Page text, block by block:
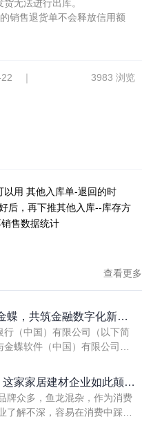
无法进行出库。
销售退货单不会释放信用额
22 ｜ 3983 浏览
用 其他入库单-退回的时
后，再下推其他入库--库存方
售数据统计
查看更多
蝶，共筑金融数字化新合
行（中国）有限公司（以下简
金蝶软件（中国）有限公司
科技领域展开深度合作，共同
，为企业数字化转型提供强有
家家居建材企业如此颠覆
牌众多，鱼龙混杂，作为消费
了解不深，容易在消费中踩